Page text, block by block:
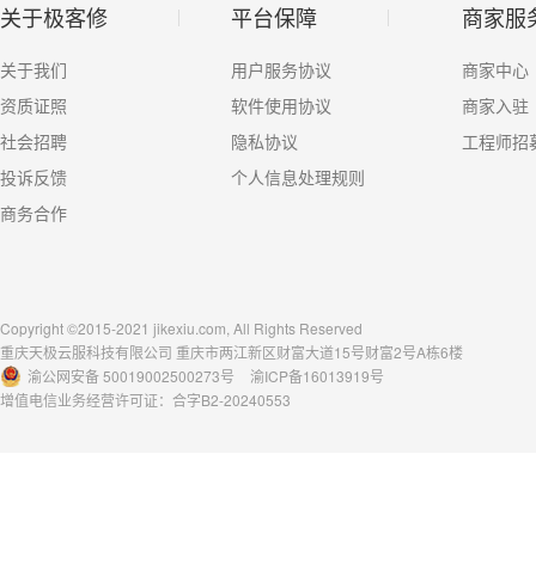
关于极客修
关于我们
资质证照
社会招聘
投诉反馈
商务合作
平台保障
用户服务协议
软件使用协议
隐私协议
个人信息处理规则
商家服
商家中心
商家入驻
工程师招
Copyright ©2015-2021 jikexiu.com, All Rights Reserved
重庆天极云服科技有限公司 重庆市两江新区财富大道15号财富2号A栋6楼
渝公网安备 50019002500273号
渝ICP备16013919号
增值电信业务经营许可证：合字B2-20240553